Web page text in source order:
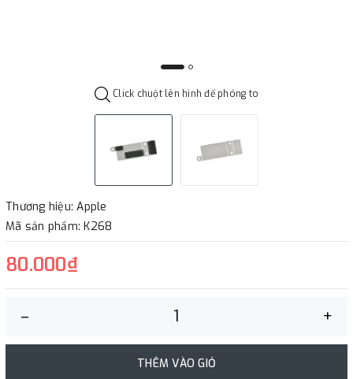
Click chuột lên hình để phóng to
Thương hiệu: Apple
Mã sản phẩm: K268
80.000₫
– +
THÊM VÀO GIỎ